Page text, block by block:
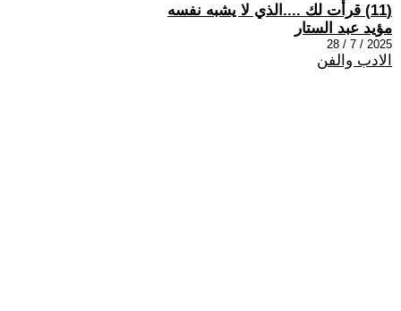
(11) قرأت لك ....الذي لا يشبه نفسه
مؤيد عبد الستار
2025 / 7 / 28
الادب والفن